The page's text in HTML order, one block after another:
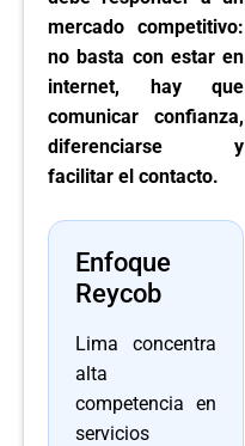
mercado competitivo:
no basta con estar en
internet, hay que
comunicar confianza,
diferenciarse y
facilitar el contacto.
Enfoque
Reycob
Lima concentra
alta
competencia en
servicios